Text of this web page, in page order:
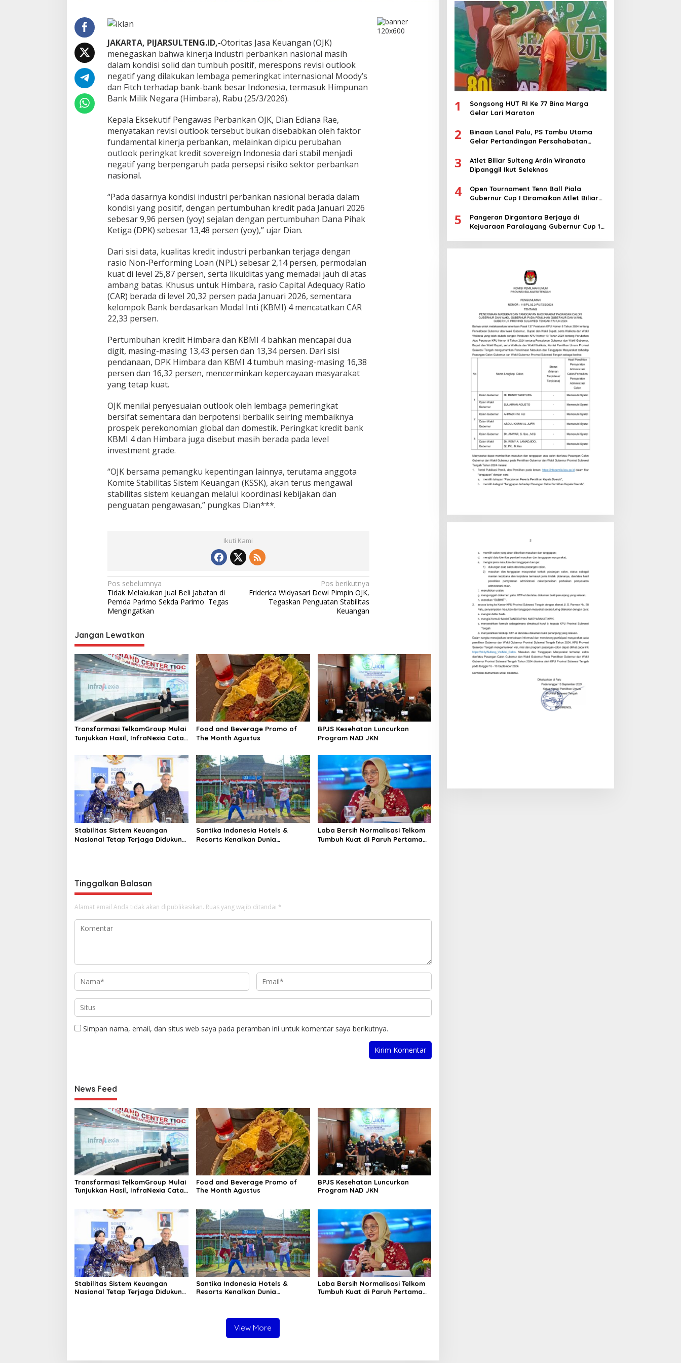
o
l
i
d
JAKARTA, PIJARSULTENG.ID,-Otoritas Jasa Keuangan (OJK)
menegaskan bahwa kinerja industri perbankan nasional masih
dalam kondisi solid dan tumbuh positif, merespons revisi outlook
negatif yang dilakukan lembaga pemeringkat internasional Moody’s
dan Fitch terhadap bank-bank besar Indonesia, termasuk Himpunan
Bank Milik Negara (Himbara), Rabu (25/3/2026).
Kepala Eksekutif Pengawas Perbankan OJK, Dian Ediana Rae,
menyatakan revisi outlook tersebut bukan disebabkan oleh faktor
fundamental kinerja perbankan, melainkan dipicu perubahan
outlook peringkat kredit sovereign Indonesia dari stabil menjadi
negatif yang berpengaruh pada persepsi risiko sektor perbankan
nasional.
“Pada dasarnya kondisi industri perbankan nasional berada dalam
kondisi yang positif, dengan pertumbuhan kredit pada Januari 2026
sebesar 9,96 persen (yoy) sejalan dengan pertumbuhan Dana Pihak
Ketiga (DPK) sebesar 13,48 persen (yoy),” ujar Dian.
Dari sisi data, kualitas kredit industri perbankan terjaga dengan
rasio Non-Performing Loan (NPL) sebesar 2,14 persen, permodalan
kuat di level 25,87 persen, serta likuiditas yang memadai jauh di atas
ambang batas. Khusus untuk Himbara, rasio Capital Adequacy Ratio
(CAR) berada di level 20,32 persen pada Januari 2026, sementara
kelompok Bank berdasarkan Modal Inti (KBMI) 4 mencatatkan CAR
22,33 persen.
Pertumbuhan kredit Himbara dan KBMI 4 bahkan mencapai dua
digit, masing-masing 13,43 persen dan 13,34 persen. Dari sisi
pendanaan, DPK Himbara dan KBMI 4 tumbuh masing-masing 16,38
persen dan 16,32 persen, mencerminkan kepercayaan masyarakat
yang tetap kuat.
OJK menilai penyesuaian outlook oleh lembaga pemeringkat
bersifat sementara dan berpotensi berbalik seiring membaiknya
prospek perekonomian global dan domestik. Peringkat kredit bank
KBMI 4 dan Himbara juga disebut masih berada pada level
investment grade.
“OJK bersama pemangku kepentingan lainnya, terutama anggota
Komite Stabilitas Sistem Keuangan (KSSK), akan terus mengawal
stabilitas sistem keuangan melalui koordinasi kebijakan dan
penguatan pengawasan,” pungkas Dian***.
Ikuti Kami
N
a
v
i
g
a
s
i
p
o
s
Pos sebelumnya
Tidak Melakukan Jual Beli Jabatan di
Pemda Parimo Sekda Parimo Tegas
Mengingatkan
Pos berikutnya
Friderica Widyasari Dewi Pimpin OJK,
Tegaskan Penguatan Stabilitas
Keuangan
Jangan Lewatkan
Transformasi TelkomGroup Mulai
Tunjukkan Hasil, InfraNexia Catat
Infrastruktur Digital Nasional
Food and Beverage Promo of
The Month Agustus
BPJS Kesehatan Luncurkan
Program NAD JKN
Stabilitas Sistem Keuangan
Nasional Tetap Terjaga Didukung
Santika Indonesia Hotels &
Resorts Kenalkan Dunia
Laba Bersih Normalisasi Telkom
Tumbuh Kuat di Paruh Pertama
Tinggalkan Balasan
Alamat email Anda tidak akan dipublikasikan. Ruas yang wajib ditandai *
Simpan nama, email, dan situs web saya pada peramban ini untuk komentar saya berikutnya.
News Feed
Transformasi TelkomGroup Mulai
Tunjukkan Hasil, InfraNexia Catat
Food and Beverage Promo of
The Month Agustus
BPJS Kesehatan Luncurkan
Program NAD JKN
Stabilitas Sistem Keuangan
Nasional Tetap Terjaga Didukung
Santika Indonesia Hotels &
Resorts Kenalkan Dunia
Indonesia
Laba Bersih Normalisasi Telkom
Tumbuh Kuat di Paruh Pertama
View More
1
Songsong HUT RI Ke 77 Bina Marga
Gelar Lari Maraton
2
Binaan Lanal Palu, PS Tambu Utama
Gelar Pertandingan Persahabatan
3
Atlet Biliar Sulteng Ardin Wiranata
Dipanggil Ikut Seleknas
4
Open Tournament Tenn Ball Piala
Gubernur Cup I Diramaikan Atlet Biliar
5
Pangeran Dirgantara Berjaya di
Kejuaraan Paralayang Gubernur Cup 1